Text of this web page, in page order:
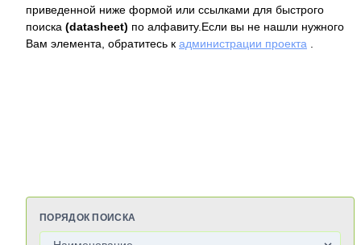
приведенной ниже формой или ссылками для быстрого
поиска (datasheet) по алфавиту.Если вы не нашли нужного
Вам элемента, обратитесь к администрации проекта
ПОРЯДОК ПОИСКА